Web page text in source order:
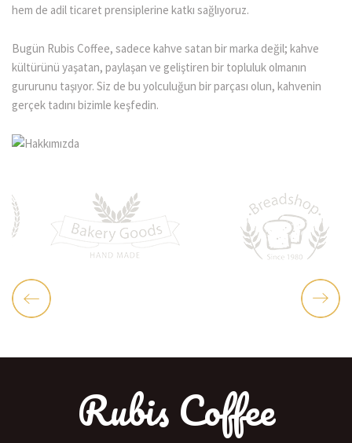
hem de adil ticaret prensiplerine katkı sağlıyoruz.
Bugün Rubis Coffee, sadece kahve satan bir marka değil; kahve
kültürünü yaşatan, paylaşan ve geliştiren bir topluluk olmanın
gururunu taşıyor. Siz de bu yolculuğun bir parçası olun, kahvenin
gerçek tadını bizimle keşfedin.
Rubis Coffee